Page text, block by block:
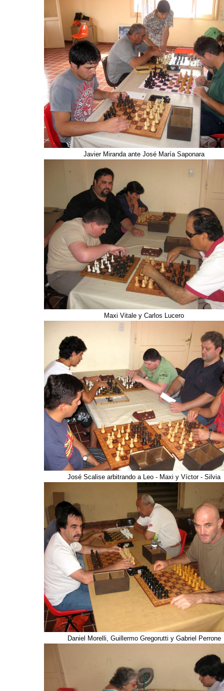
Javier Miranda ante José María Saponara
Maxi Vitale y Carlos Lucero
José Scalise arbitrando a Leo - Maxi y Víctor - Silvia
Daniel Morelli, Guillermo Gregorutti y Gabriel Perrone